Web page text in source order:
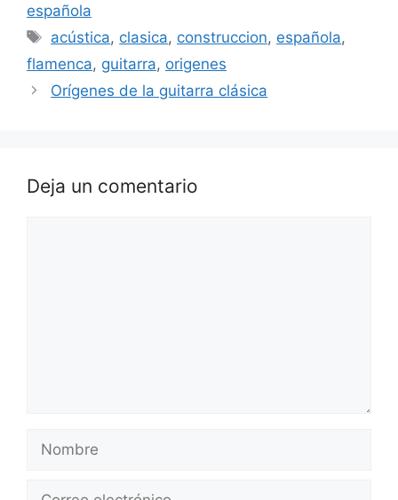
española
Etiquetas
acústica, clasica, construccion, española,
flamenca, guitarra, origenes
Orígenes de la guitarra clásica
Deja un comentario
Nombre
Correo